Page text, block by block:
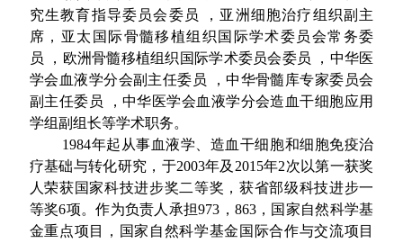
究生教育指导委员会委员 ，亚洲细胞治疗组织副主
席，亚太国际骨髓移植组织国际学术委员会常务委
员 ，欧洲骨髓移植组织国际学术委员会委员 ，中华医
学会血液学分会副主任委员 ，中华骨髓库专家委员会
副主任委员 ，中华医学会血液学分会造血干细胞应用
学组副组长等学术职务。
1984年起从事血液学、造血干细胞和细胞免疫治
疗基础与转化研究，于2003年及2015年2次以第一获奖
人荣获国家科技进步奖二等奖，获省部级科技进步一
等奖6项。作为负责人承担973，863，国家自然科学基
金重点项目，国家自然科学基金国际合作与交流项目